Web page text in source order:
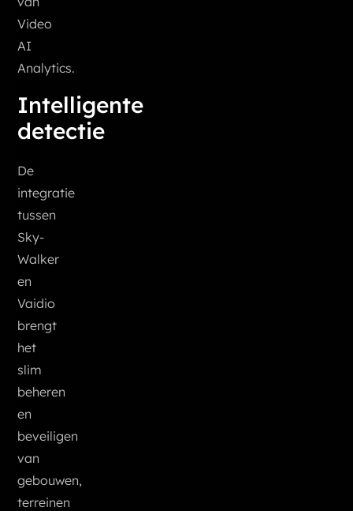
Video
AI
Analytics.
Intelligente
detectie
De
integratie
tussen
Sky-
Walker
en
Vaidio
brengt
het
slim
beheren
en
beveiligen
van
gebouwen,
terreinen